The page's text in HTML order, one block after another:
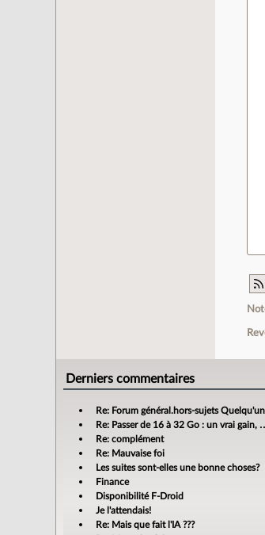
Derniers commentaires
Re: Forum général.hors-sujets Quelqu'un a déjà confié sa compta à un cabinet d'expertise comptable en ligne ?
Re: Passer de 16 à 32 Go : un vrai gain, mais jusqu’où ?
Re: complément
Re: Mauvaise foi
Les suites sont-elles une bonne choses?
Finance
Disponibilité F-Droid
Je l'attendais!
Re: Mais que fait l'IA ???